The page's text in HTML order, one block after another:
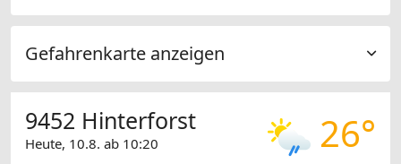
Gefahrenkarte anzeigen
26°
9452 Hinterforst
Heute, 10.8. ab 10:20